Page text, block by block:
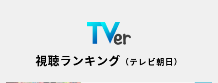
視聴ランキング （テレビ朝日）